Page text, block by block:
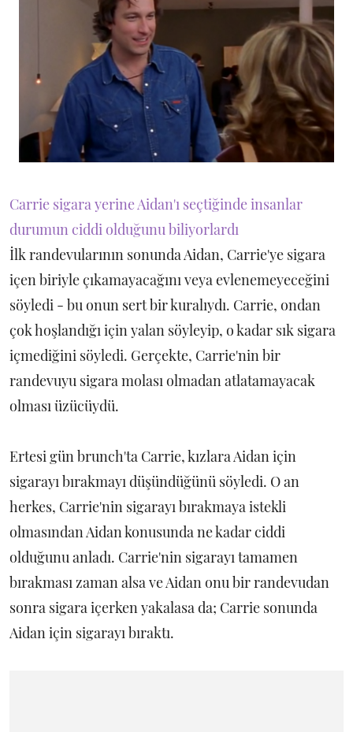
Carrie sigara yerine Aidan'ı seçtiğinde insanlar
durumun ciddi olduğunu biliyorlardı
İlk randevularının sonunda Aidan, Carrie'ye sigara
içen biriyle çıkamayacağını veya evlenemeyeceğini
söyledi - bu onun sert bir kuralıydı. Carrie, ondan
çok hoşlandığı için yalan söyleyip, o kadar sık sigara
içmediğini söyledi. Gerçekte, Carrie'nin bir
randevuyu sigara molası olmadan atlatamayacak
olması üzücüydü.
Ertesi gün brunch'ta Carrie, kızlara Aidan için
sigarayı bırakmayı düşündüğünü söyledi. O an
herkes, Carrie'nin sigarayı bırakmaya istekli
olmasından Aidan konusunda ne kadar ciddi
olduğunu anladı. Carrie'nin sigarayı tamamen
bırakması zaman alsa ve Aidan onu bir randevudan
sonra sigara içerken yakalasa da; Carrie sonunda
Aidan için sigarayı bıraktı.